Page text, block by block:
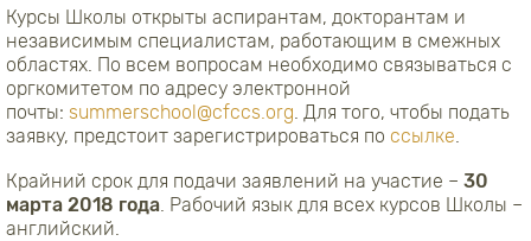
Курсы Школы открыты аспирантам, докторантам и
независимым специалистам, работающим в смежных
областях. По всем вопросам необходимо связываться с
оргкомитетом по адресу электронной
почты: summerschool@cfccs.org . Для того, чтобы подать
заявку, предстоит зарегистрироваться по ссылке
Крайний срок для подачи заявлений на участие – 30
марта 2018 года . Рабочий язык для всех курсов Школы –
английский.